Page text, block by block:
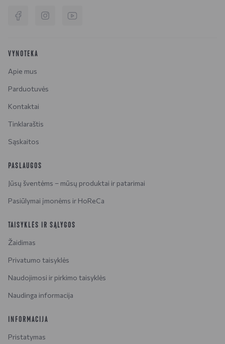
VYNOTEKA
Apie mus
Parduotuvės
Kontaktai
Tinklaraštis
Sąskaitos
PASLAUGOS
Jūsų šventėms – mūsų produktai ir patarimai
Pasiūlymai įmonėms ir HoReCa
TAISYKLĖS IR SĄLYGOS
Žaidimas
Privatumo taisyklės
Naudojimosi ir pirkimo taisyklės
Naudinga informacija
INFORMACIJA
Pristatymas